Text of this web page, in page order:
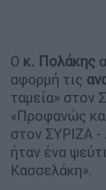
Ο κ. Πολάκης
αφορμή τις
ταμεία» στον
«Προφανώς
στον ΣΥΡΙΖΑ -
ήταν ένα
Κασσελάκη».